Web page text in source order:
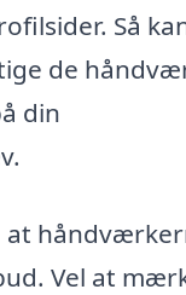
Så
de
din
at
Vel at